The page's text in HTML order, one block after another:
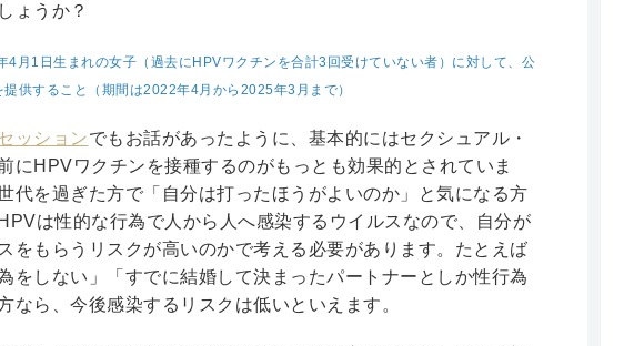
ょうか？
月1日生まれの女子（過去にHPVワクチンを合計3回受けていない者）に対して、公
供すること（期間は2022年4月から2025年3月まで）
ッションでもお話があったように、基本的にはセクシュアル・
にHPVワクチンを接種するのがもっとも効果的とされていま
代を過ぎた方で「自分は打ったほうがよいのか」と気になる方
は性的な行為で人から人へ感染するウイルスなので、自分が
をもらうリスクが高いのかで考える必要があります。たとえば
をしない」「すでに結婚して決まったパートナーとしか性行為
なら、今後感染するリスクは低いといえます。